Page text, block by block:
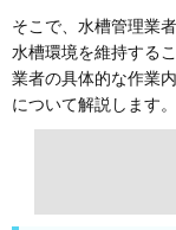
そこで、水槽管理業
水槽環境を維持する
業者の具体的な作業
について解説します。